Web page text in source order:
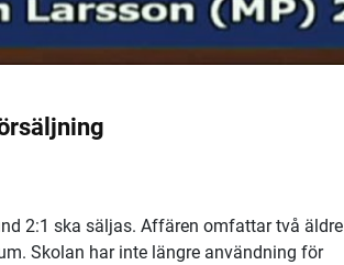
2:1 ska säljas. Affären omfattar två äldre
Skolan har inte längre användning för